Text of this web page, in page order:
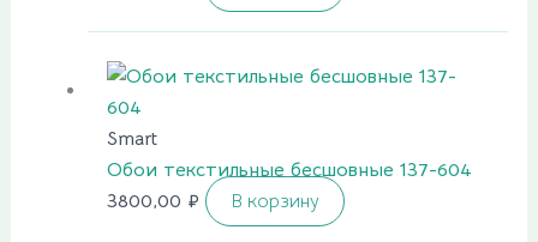
Smart
Обои текстильные бесшовные 137-604
3800,00 ₽ В корзину